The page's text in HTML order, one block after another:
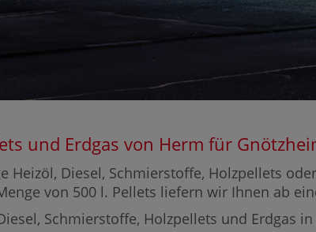
und Erdgas von Herm für
Heizöl, Diesel, Schmierstoffe, Holzpellets
von 500 l. Pellets liefern wir Ihnen ab
Schmierstoffe, Holzpellets und Erdgas